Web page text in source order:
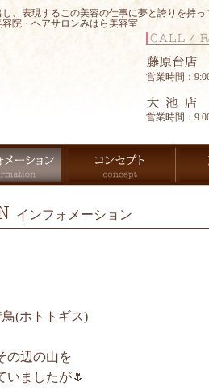
、表現するこの美容の仕事に夢と誇りを持
院・ヘアサロンみはら美容室
営業時間：
営業時間：
インフォメーション
(ホトトギス)
の辺の山を
いましたが🌷